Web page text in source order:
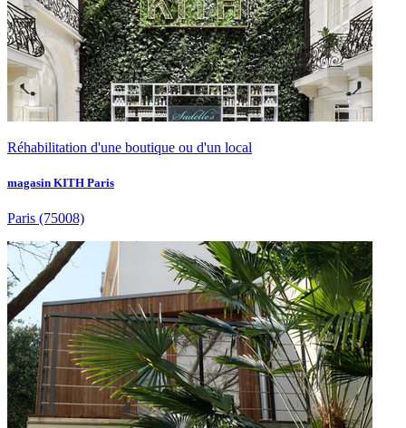
Réhabilitation d'une boutique ou d'un local
magasin KITH Paris
Paris (75008)